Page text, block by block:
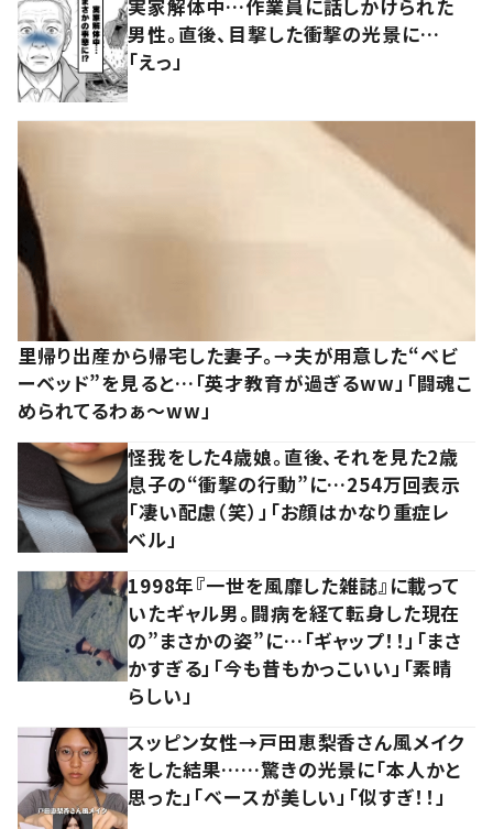
実家解体中…作業員に話しかけられた
男性。直後、目撃した衝撃の光景に…
「えっ」
里帰り出産から帰宅した妻子。→夫が用意した“ベビ
ーベッド”を見ると…「英才教育が過ぎるww」「闘魂こ
められてるわぁ～ww」
怪我をした4歳娘。直後、それを見た2歳
息子の“衝撃の行動”に…254万回表示
「凄い配慮（笑）」「お顔はかなり重症レ
ベル」
1998年『一世を風靡した雑誌』に載って
いたギャル男。闘病を経て転身した現在
の”まさかの姿”に…「ギャップ！！」「まさ
かすぎる」「今も昔もかっこいい」「素晴
らしい」
スッピン女性→戸田恵梨香さん風メイク
をした結果……驚きの光景に「本人かと
思った」「ベースが美しい」「似すぎ！！」